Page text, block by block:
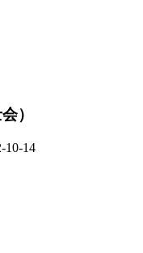
）
10-14